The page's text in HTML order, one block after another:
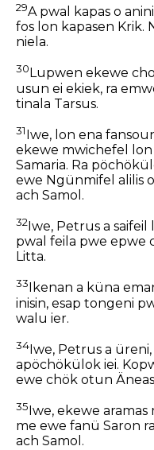
29A pwal kapas o
fos lon kapasen Krik.
niela.
30 Lupwen ekewe
usun ei ekiek, ra
tinala Tarsus.
31Iwe, lon ena
ekewe mwichefel
Samaria. Ra
ewe Ngünmifel alilis
ach Samol.
32 Iwe, Petrus a
pwal feila pwe epwe
Litta.
33 Ikenan a küna
inisin, esap tongeni
walu ier.
34Iwe, Petrus a üreni,
apöchökülok iei.
ewe chök otun
35 Iwe, ekewe
me ewe fanü Saron
ach Samol.